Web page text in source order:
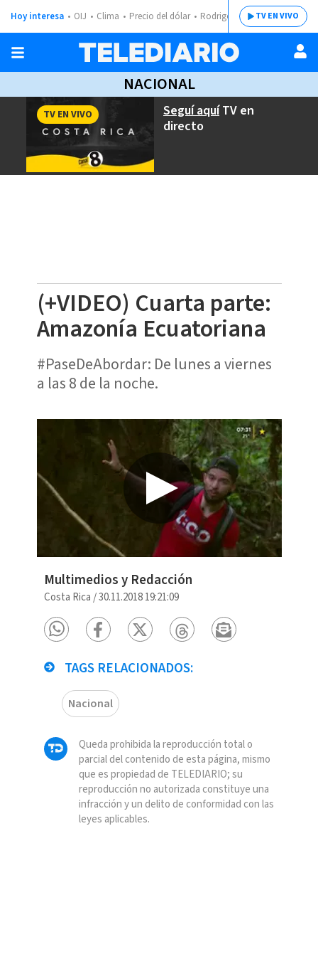
Hoy interesa OIJ Clima Precio del dólar Rodrigo ChavesTV EN VIVO
NACIONAL
Seguí aquíTV en
directo
TV EN VIVO
(+VIDEO) Cuarta parte:
Amazonía Ecuatoriana
#PaseDeAbordar: De lunes a viernes
a las 8 de la noche.
Multimedios y Redacción
Costa Rica /30.11.2018 19:21:09
TAGS RELACIONADOS:
Nacional
Queda prohibida la reproducción total o
parcial del contenido de esta página, mismo
que es propiedad de TELEDIARIO; su
reproducción no autorizada constituye una
infracción y un delito de conformidad con las
leyes aplicables.